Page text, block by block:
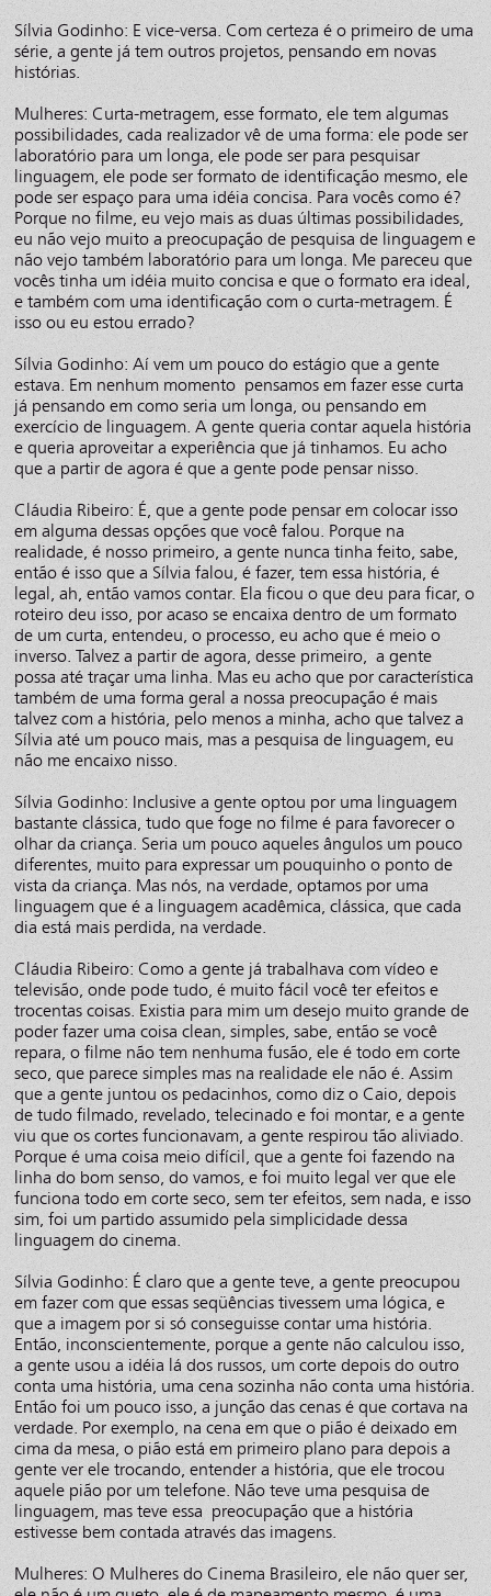
Sílvia Godinho: E vice-versa. Com certeza é o primeiro de uma
série, a gente já tem outros projetos, pensando em novas
histórias.
Mulheres: Curta-metragem, esse formato, ele tem algumas
possibilidades, cada realizador vê de uma forma: ele pode ser
laboratório para um longa, ele pode ser para pesquisar
linguagem, ele pode ser formato de identificação mesmo, ele
pode ser espaço para uma idéia concisa. Para vocês como é?
Porque no filme, eu vejo mais as duas últimas possibilidades,
eu não vejo muito a preocupação de pesquisa de linguagem e
não vejo também laboratório para um longa. Me pareceu que
vocês tinha um idéia muito concisa e que o formato era ideal,
e também com uma identificação com o curta-metragem. É
isso ou eu estou errado?
Sílvia Godinho: Aí vem um pouco do estágio que a gente
estava. Em nenhum momento pensamos em fazer esse curta
já pensando em como seria um longa, ou pensando em
exercício de linguagem. A gente queria contar aquela história
e queria aproveitar a experiência que já tinhamos. Eu acho
que a partir de agora é que a gente pode pensar nisso.
Cláudia Ribeiro: É, que a gente pode pensar em colocar isso
em alguma dessas opções que você falou. Porque na
realidade, é nosso primeiro, a gente nunca tinha feito, sabe,
então é isso que a Sílvia falou, é fazer, tem essa história, é
legal, ah, então vamos contar. Ela ficou o que deu para ficar, o
roteiro deu isso, por acaso se encaixa dentro de um formato
de um curta, entendeu, o processo, eu acho que é meio o
inverso. Talvez a partir de agora, desse primeiro, a gente
possa até traçar uma linha. Mas eu acho que por característica
também de uma forma geral a nossa preocupação é mais
talvez com a história, pelo menos a minha, acho que talvez a
Sílvia até um pouco mais, mas a pesquisa de linguagem, eu
não me encaixo nisso.
Sílvia Godinho: Inclusive a gente optou por uma linguagem
bastante clássica, tudo que foge no filme é para favorecer o
olhar da criança. Seria um pouco aqueles ângulos um pouco
diferentes, muito para expressar um pouquinho o ponto de
vista da criança. Mas nós, na verdade, optamos por uma
linguagem que é a linguagem acadêmica, clássica, que cada
dia está mais perdida, na verdade.
Cláudia Ribeiro: Como a gente já trabalhava com vídeo e
televisão, onde pode tudo, é muito fácil você ter efeitos e
trocentas coisas. Existia para mim um desejo muito grande de
poder fazer uma coisa clean, simples, sabe, então se você
repara, o filme não tem nenhuma fusão, ele é todo em corte
seco, que parece simples mas na realidade ele não é. Assim
que a gente juntou os pedacinhos, como diz o Caio, depois
de tudo filmado, revelado, telecinado e foi montar, e a gente
viu que os cortes funcionavam, a gente respirou tão aliviado.
Porque é uma coisa meio difícil, que a gente foi fazendo na
linha do bom senso, do vamos, e foi muito legal ver que ele
funciona todo em corte seco, sem ter efeitos, sem nada, e isso
sim, foi um partido assumido pela simplicidade dessa
linguagem do cinema.
Sílvia Godinho: É claro que a gente teve, a gente preocupou
em fazer com que essas seqüências tivessem uma lógica, e
que a imagem por si só conseguisse contar uma história.
Então, inconscientemente, porque a gente não calculou isso,
a gente usou a idéia lá dos russos, um corte depois do outro
conta uma história, uma cena sozinha não conta uma história.
Então foi um pouco isso, a junção das cenas é que cortava na
verdade. Por exemplo, na cena em que o pião é deixado em
cima da mesa, o pião está em primeiro plano para depois a
gente ver ele trocando, entender a história, que ele trocou
aquele pião por um telefone. Não teve uma pesquisa de
linguagem, mas teve essa preocupação que a história
estivesse bem contada através das imagens.
Mulheres: O Mulheres do Cinema Brasileiro, ele não quer ser,